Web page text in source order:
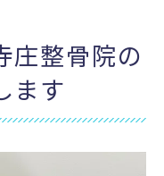
庄整骨院の神経
力
者の声
庄整骨院の
ます